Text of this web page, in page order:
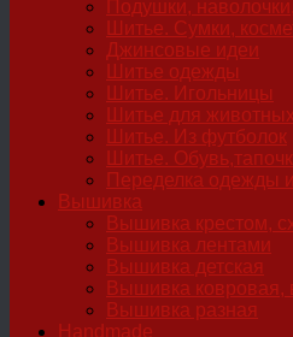
Подушки,
Шитье. Сумки,
Джинсовые идеи
Шитье одежды
Шитье. Игольницы
Шитье для животных
Шитье. Из футболок
Шитье.
Переделка одежды
Вышивка
Вышивка крестом,
Вышивка лентами
Вышивка детская
Вышивка ковровая,
Вышивка разная
Handmade